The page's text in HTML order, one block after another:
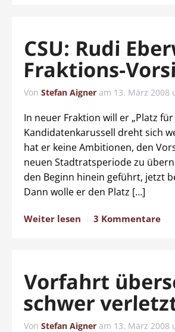
CSU: Rudi
Fraktions-
Von Stefan Aigner am 13. März 2008
In neuer Fraktion will er „Platz
Kandidatenkarussell dreht sich
hat er keine Ambitionen, den
neuen Stadtratsperiode zu
den Beginn hinein geführt, jetzt
Dann wolle er den Platz […]
Weiter lesen 3 Kommentare
Vorfahrt
schwer
Von Stefan Aigner am 13. März 2008